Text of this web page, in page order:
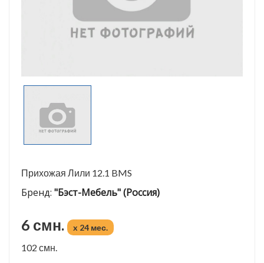
Прихожая Лили 12.1 BMS
Бренд: "Бэст-Мебель" (Россия)
6 смн. x 24 мес.
102 смн.